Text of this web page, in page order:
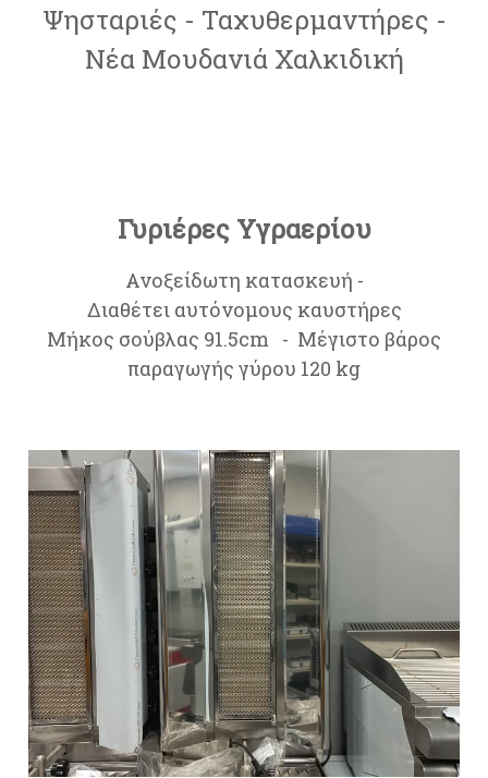
Ψησταριές - Ταχυθερμαντήρες -
Νέα Μουδανιά Χαλκιδική
Γυριέρες Υγραερίου
Ανοξείδωτη κατασκευή -
Διαθέτει αυτόνομους καυστήρες
Μήκος σούβλας 91.5cm - Μέγιστο βάρος
παραγωγής γύρου 120 kg